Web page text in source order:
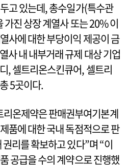
고 있는데, 총수일가(특수관
진 상장 계열사 또는 20% 이
사에 대한 부당이익 제공이 금
사 내 내부거래 규제 대상 기업
, 셀트리온스킨큐어, 셀트리
5곳이다.
온제약은 판매권부여기본계
품에 대한 국내 독점적으로 판
리를 확보하고 있다”며 “이
공급을 수의 계약으로 진행했